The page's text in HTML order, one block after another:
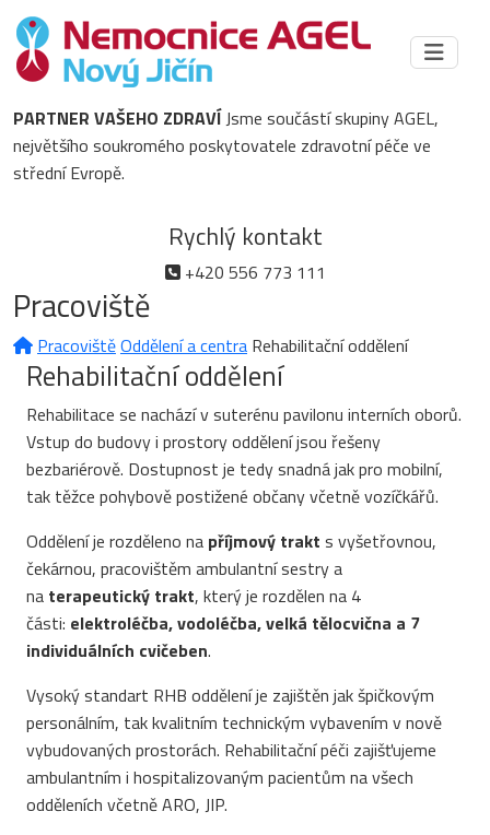
PARTNER VAŠEHO ZDRAVÍJsme součástí skupiny AGEL,
největšího soukromého poskytovatele zdravotní péče ve
střední Evropě.
Rychlý kontakt
+420 556 773 111
Pracoviště
PracovištěOddělení a centra Rehabilitační oddělení
Rehabilitační oddělení
Rehabilitace se nachází v suterénu pavilonu interních oborů.
Vstup do budovy i prostory oddělení jsou řešeny
bezbariérově. Dostupnost je tedy snadná jak pro mobilní,
tak těžce pohybově postižené občany včetně vozíčkářů.
Oddělení je rozděleno na příjmový trakt s vyšetřovnou,
čekárnou, pracovištěm ambulantní sestry a
na terapeutický trakt, který je rozdělen na 4
části: elektroléčba, vodoléčba, velká tělocvična a 7
individuálních cvičeben.
Vysoký standart RHB oddělení je zajištěn jak špičkovým
personálním, tak kvalitním technickým vybavením v nově
vybudovaných prostorách. Rehabilitační péči zajišťujeme
ambulantním i hospitalizovaným pacientům na všech
odděleních včetně ARO, JIP.